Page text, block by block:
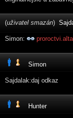
(uživatel smazán)
Simon:
Simon
Sajdalak:daj odkaz
Hunter